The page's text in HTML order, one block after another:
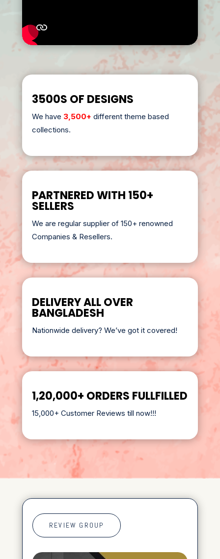
3500S OF DESIGNS
We have 3,500+ different theme based
collections.
PARTNERED WITH 150+
SELLERS
We are regular supplier of 150+ renowned
Companies & Resellers.
DELIVERY ALL OVER
BANGLADESH
Nationwide delivery? We’ve got it covered!
1,20,000+ ORDERS FULLFILLED
15,000+ Customer Reviews till now!!!
REVIEW GROUP